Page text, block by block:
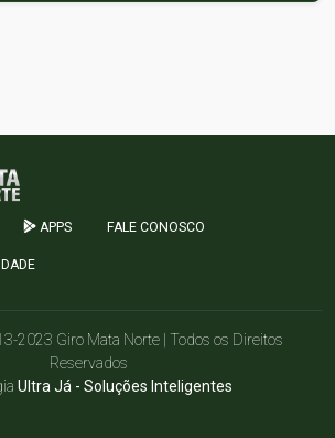
APPS FALE CONOSCO
2023 Giro Mata Norte | Todos os Direitos
Reservados
Ultra Já - Soluções Inteligentes